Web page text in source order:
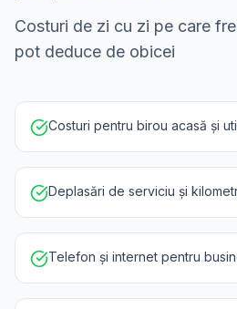
Costuri de zi cu zi pe care
pot deduce de obicei
Costuri pentru birou acasă și
Deplasări de serviciu și
Telefon și internet pentru